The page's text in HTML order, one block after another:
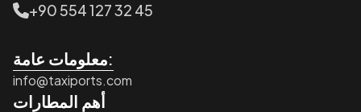
+90 554 127 32 45
معلومات عامة:
info@taxiports.com
أهم المطارات